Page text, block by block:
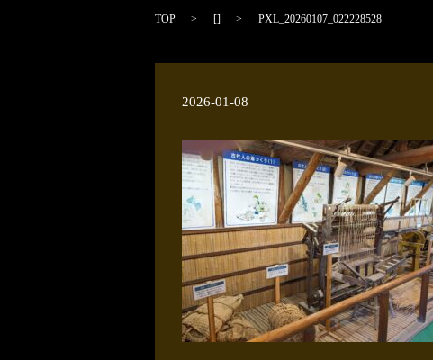
TOP [] PXL_20260107_022228528
2026-01-08